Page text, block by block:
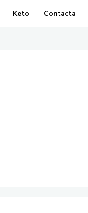
Keto Contacta